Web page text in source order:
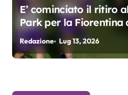
Grosso: “Giocheremo
3. Kean e Fagioli
fondamentali. Atta
colpo”
Redazione Lug 9, 2026